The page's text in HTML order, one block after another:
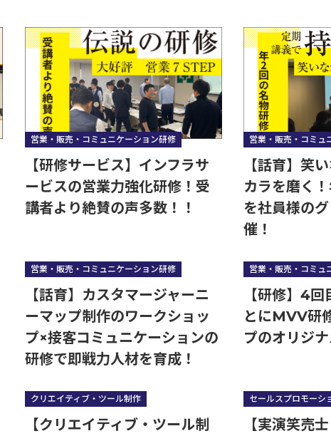
営業・販売・コミュニケーション研修
【研修サービス】インフラサ
ービスの営業力強化研修！受
講者より絶賛の声多数！！
営業・販売・コミュ
【話育】笑
カラを磨く
を社員様の
催！
営業・販売・コミュニケーション研修
【話育】カスタマージャーニ
ーマップ制作のワークショッ
プ×接客コミュニケーションの
研修で即戦力人材を育成！
営業・販売・コミュ
【研修】4
とにMVV研
プのオリジ
クリエイティブ・ツール制作
【クリエイティブ・ツール制
セールスプロモーシ
【実演笑売